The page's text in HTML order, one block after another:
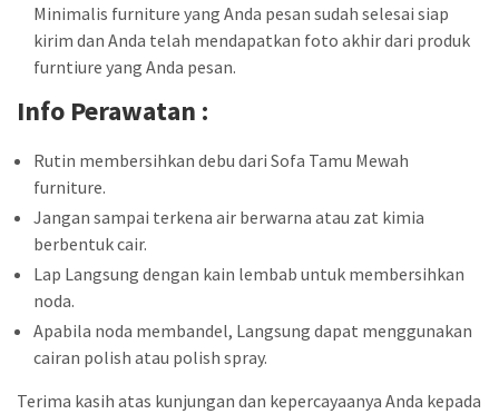
Minimalis furniture yang Anda pesan sudah selesai siap
kirim dan Anda telah mendapatkan foto akhir dari produk
furntiure yang Anda pesan.
Info Perawatan :
Rutin membersihkan debu dari Sofa Tamu Mewah
furniture.
Jangan sampai terkena air berwarna atau zat kimia
berbentuk cair.
Lap Langsung dengan kain lembab untuk membersihkan
noda.
Apabila noda membandel, Langsung dapat menggunakan
cairan polish atau polish spray.
Terima kasih atas kunjungan dan kepercayaanya Anda kepada